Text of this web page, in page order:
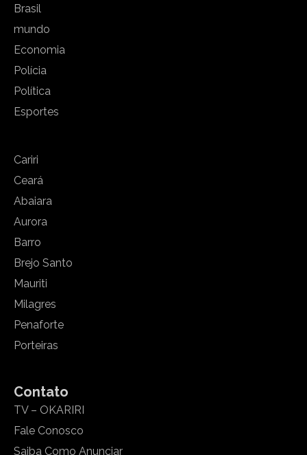
Brasil
mundo
Economia
Polícia
Política
Esportes
Cariri
Ceará
Abaiara
Aurora
Barro
Brejo Santo
Mauriti
Milagres
Penaforte
Porteiras
Contato
TV – OKARIRI
Fale Conosco
Saiba Como Anunciar